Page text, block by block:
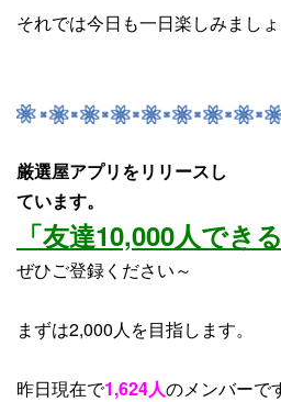
それでは今日も一日楽しみましょ
厳選屋アプリをリリースし
ています。
「友達10,000人でき
ぜひご登録ください～
まずは2,000人を目指します。
昨日現在で1,624人のメンバーで